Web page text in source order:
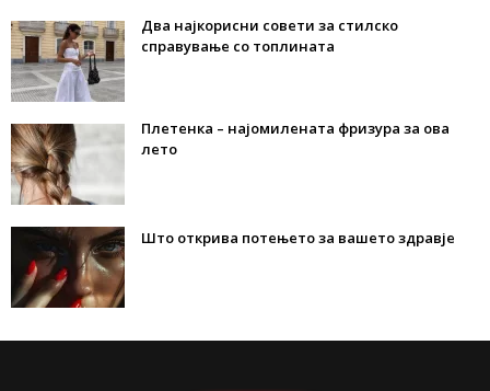
Два најкорисни совети за стилско
справување со топлината
Плетенка – најомилената фризура за ова
лето
Што открива потењето за вашето здравје